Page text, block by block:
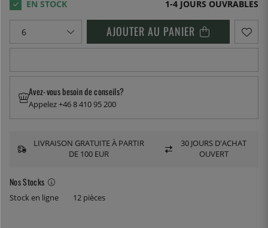
1-4 JOURS OUVRABLES
AJOUTER AU PANIER
Nos Stocks
Stock en ligne 12 pièces
Avez-vous besoin de conseils?
Appelez +46 8 410 95 200
LIVRAISON GRATUITE À PARTIR
DE 100 EUR
30 JOURS D'ACHAT
OUVERT